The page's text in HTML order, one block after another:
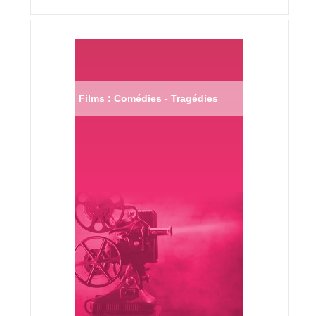
Films : Comédies - Tragédies